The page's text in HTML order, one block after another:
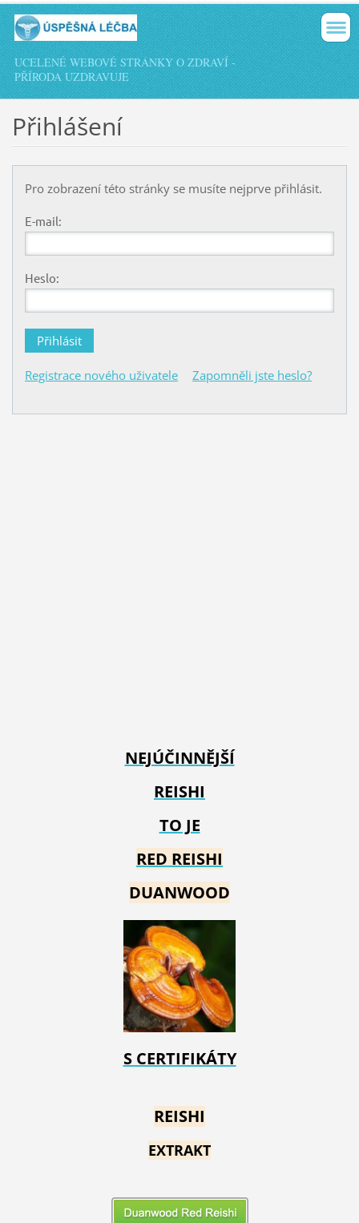
UCELENÉ WEBOVÉ STRÁNKY O ZDRAVÍ -
PŘÍRODA UZDRAVUJE
Přihlášení
Pro zobrazení této stránky se musíte nejprve přihlásit.
E-mail:
Heslo:
Registrace nového uživatele Zapomněli jste heslo?
NEJÚČINNĚJŠÍ
REISHI
TO JE
RED REISHI
DUANWOOD
S CERTIFIKÁTY
REISHI
EXTRAKT